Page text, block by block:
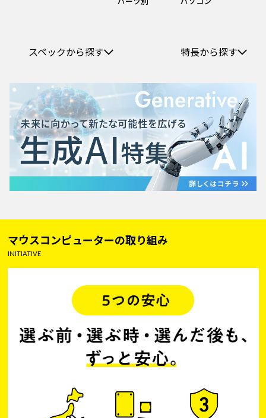
スペックから探す 特長から探す
マウスコンピューターの取り組み
INITIATIVE